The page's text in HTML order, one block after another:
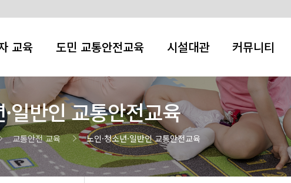
교육 도민 교통안전교육 시설대관 커뮤니티
일반인 교통안전교육
교통안전 교육 노인·청소년·일반인 교통안전교육